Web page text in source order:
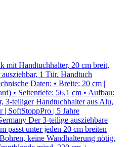
mit Handtuchhalter, 20 cm breit,
1 Tür. Handtuch
Daten: • Breite: 20 cm |
• Seitentiefe: 56,1 cm • Aufbau:
3-teiliger Handtuchhalter aus Alu,
| SoftStoppPro | 5 Jahre
Der 3-teilige ausziehbare
passt unter jeden 20 cm breiten
keine Wandhalterung nötig.